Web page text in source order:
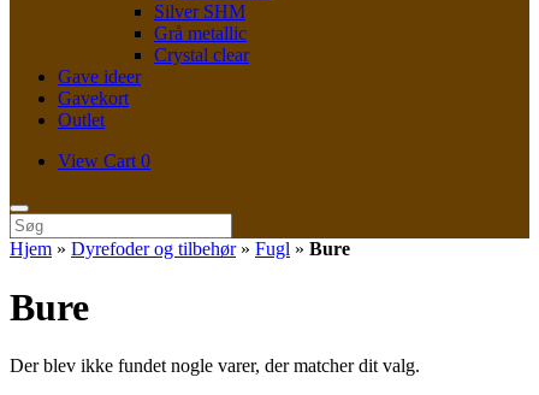
Silver SHM
Grå metallic
Crystal clear
Gave ideer
Gavekort
Outlet
View
View Cart 0
Søg
efter:
Hjem » Dyrefoder og tilbehør» Fugl » Bure
Bure
Der blev ikke fundet nogle varer, der matcher dit valg.